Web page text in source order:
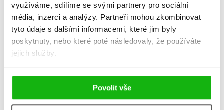
využíváme, sdílíme se svými partnery pro sociální
média, inzerci a analýzy. Partneři mohou zkombinovat
tyto údaje s dalšími informacemi, které jim byly
poskytnuty, nebo které poté následovaly, že používáte
jejich služby.
Povolit vše
Auta - Kamarádi auta -
Komiksové příběhy
Kolektiv
239 Kč
Do košíku
Dobrodružství medvídka
Paddingtona - Veselé
příhody
Kolektiv
Do košíku